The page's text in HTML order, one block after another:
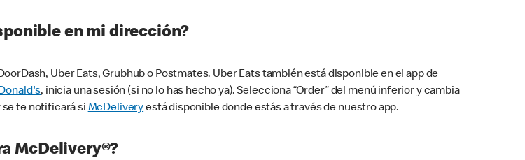
en mi dirección?
Uber Eats, Grubhub o Postmates. Uber Eats también está disponible en el app de
, inicia una sesión (si no lo has hecho ya). Selecciona “Order” del menú inferior y cambia
se te notificará si McDeliveryestá disponible donde estás a través de nuestro app.
McDelivery®?